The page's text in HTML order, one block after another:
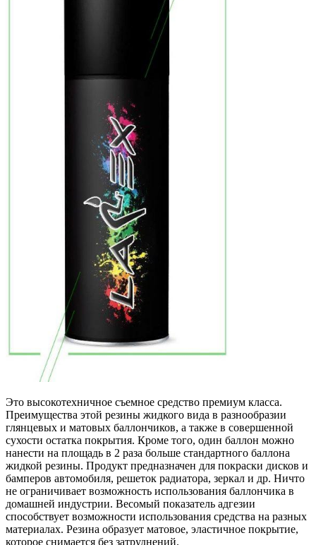
Это высокотехничное съемное средство премиум класса.
Преимущества этой резины жидкого вида в разнообразии
глянцевых и матовых баллончиков, а также в совершенной
сухости остатка покрытия. Кроме того, один баллон можно
нанести на площадь в 2 раза больше стандартного баллона
жидкой резины. Продукт предназначен для покраски дисков и
бамперов автомобиля, решеток радиатора, зеркал и др. Ничто
не ограничивает возможность использования баллончика в
домашней индустрии. Весомый показатель адгезии
способствует возможности использования средства на разных
материалах. Резина образует матовое, эластичное покрытие,
которое снимается без затруднений.